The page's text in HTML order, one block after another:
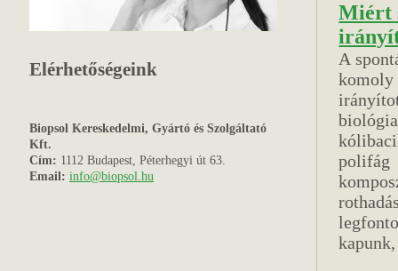
Elérhetőségeink
Biopsol Kereskedelmi, Gyártó és Szolgáltató
Kft.
Cím: 1112 Budapest, Péterhegyi út 63.
Email: info@biopsol.hu
Miért
A
komoly